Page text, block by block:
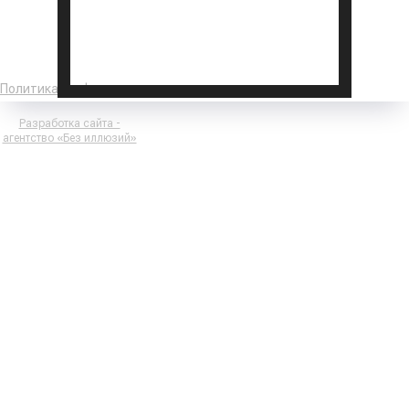
Политика конфиденциальности
Разработка сайта -
агентство «Без иллюзий»